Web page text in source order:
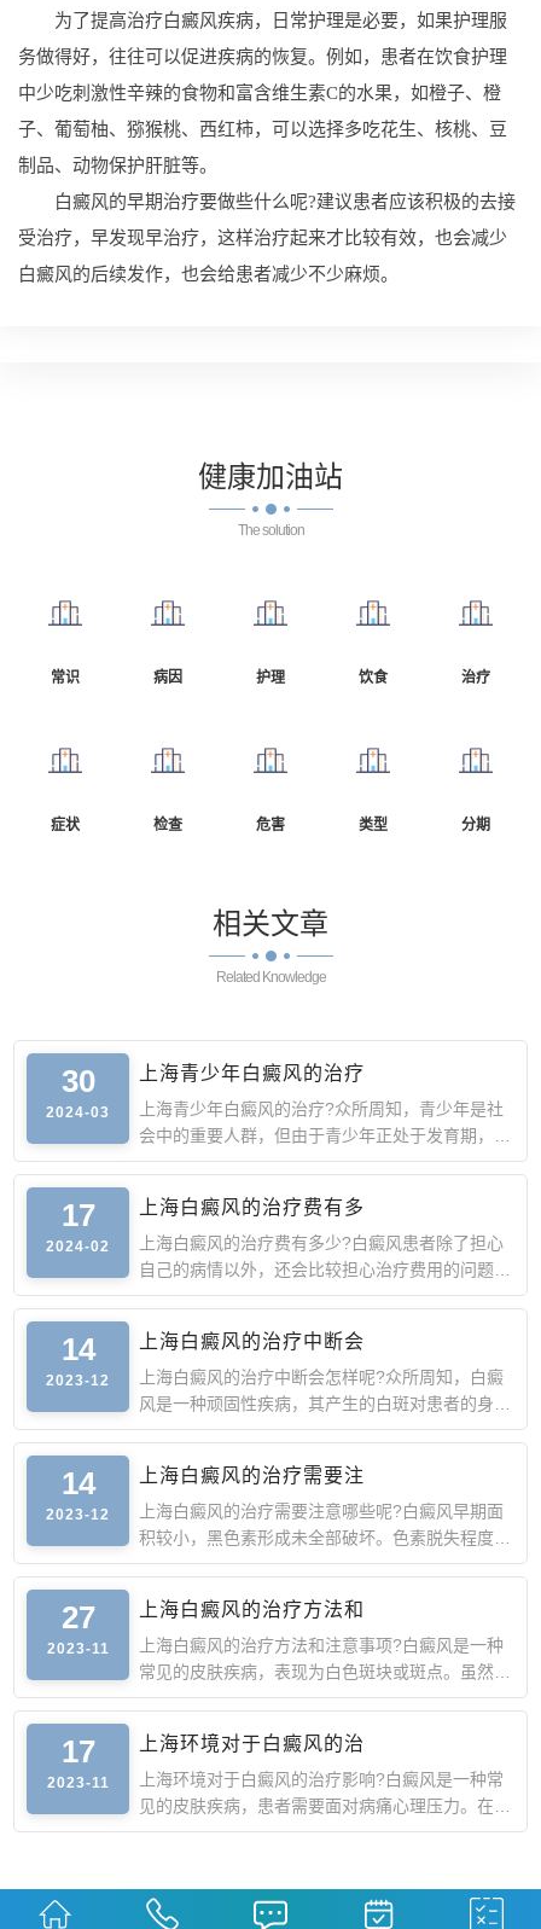
为了提高治疗白癜风疾病，日常护理是必要，如果护理服
务做得好，往往可以促进疾病的恢复。例如，患者在饮食护理
中少吃刺激性辛辣的食物和富含维生素C的水果，如橙子、橙
子、葡萄柚、猕猴桃、西红柿，可以选择多吃花生、核桃、豆
制品、动物保护肝脏等。
白癜风的早期治疗要做些什么呢?建议患者应该积极的去接
受治疗，早发现早治疗，这样治疗起来才比较有效，也会减少
白癜风的后续发作，也会给患者减少不少麻烦。
健康加油站
The solution
常识 病因 护理 饮食 治疗
症状 检查 危害 类型 分期
相关文章
Related Knowledge
30
2024-03
上海青少年白癜风的治疗
上海青少年白癜风的治疗?众所周知，青少年是社
会中的重要人群，但由于青少年正处于发育期，此
时身体抵抗力较弱
17
2024-02
上海白癜风的治疗费有多
上海白癜风的治疗费有多少?白癜风患者除了担心
自己的病情以外，还会比较担心治疗费用的问题。
由于白癜风的诱因
14
2023-12
上海白癜风的治疗中断会
上海白癜风的治疗中断会怎样呢?众所周知，白癜
风是一种顽固性疾病，其产生的白斑对患者的身心
造成严重的影响，
14
2023-12
上海白癜风的治疗需要注
上海白癜风的治疗需要注意哪些呢?白癜风早期面
积较小，黑色素形成未全部破坏。色素脱失程度较
轻，这时去正规医
27
2023-11
上海白癜风的治疗方法和
上海白癜风的治疗方法和注意事项?白癜风是一种
常见的皮肤疾病，表现为白色斑块或斑点。虽然它
不是一种严重的疾
17
2023-11
上海环境对于白癜风的治
上海环境对于白癜风的治疗影响?白癜风是一种常
见的皮肤疾病，患者需要面对病痛心理压力。在治
疗白癜风的过程中